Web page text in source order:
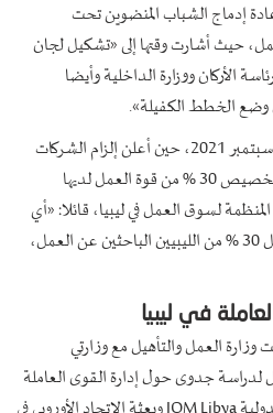
إدماج الشباب المنضوين تحت
حيث أشارت وقتها إلى «تشكيل لجان
الأركان ووزارة الداخلية وأيضا
وضع الخطط الكفيلة».
الوزير أعاد التذكير بالمبادرة في 27 سبتمبر 2021، حين أعلن إلزام الشركات
المشاركة في برنامج إعادة الإعمار بتخصيص 30 % من قوة العمل لديها
لسوق العمل في ليبيا، قائلا: «أي
شركة تستجلب عمالة تلتزم بتشغيل 30 % من الليبيين الباحثين عن العمل،
في ليبيا
العمل والتأهيل مع وزارتي
لدراسة جدوى حول إدارة القوى العاملة